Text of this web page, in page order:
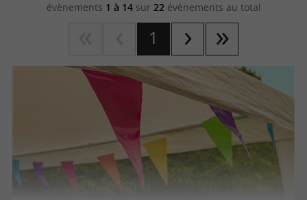
évènements 1 à 14sur 22évènements au total
1